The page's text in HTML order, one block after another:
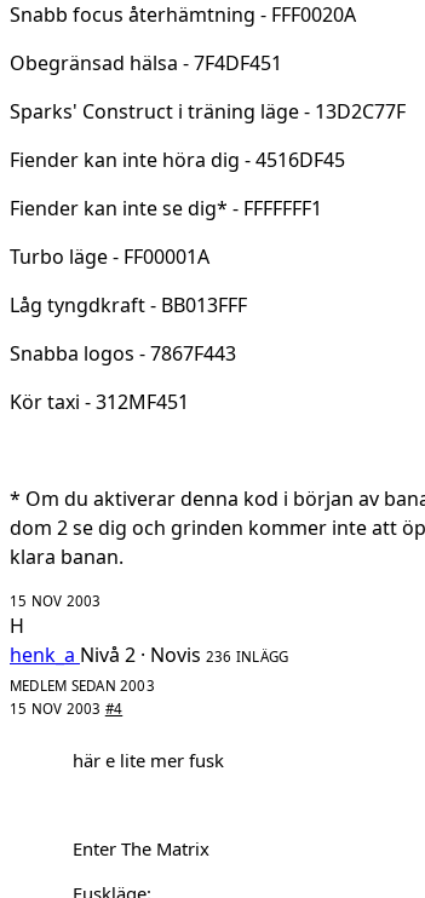
Snabb focus återhämtning - FFF0020A
Obegränsad hälsa - 7F4DF451
Sparks' Construct i träning läge - 13D2C77F
Fiender kan inte höra dig - 4516DF45
Fiender kan inte se dig* - FFFFFFF1
Turbo läge - FF00001A
Låg tyngdkraft - BB013FFF
Snabba logos - 7867F443
Kör taxi - 312MF451
* Om du aktiverar denna kod i början av
dom 2 se dig och grinden kommer inte att
klara banan.
15 NOV 2003
H
henk_a Nivå 2 · Novis 236 INLÄGG
MEDLEM SEDAN 2003
15 NOV 2003 #4
här e lite mer fusk
Enter The Matrix